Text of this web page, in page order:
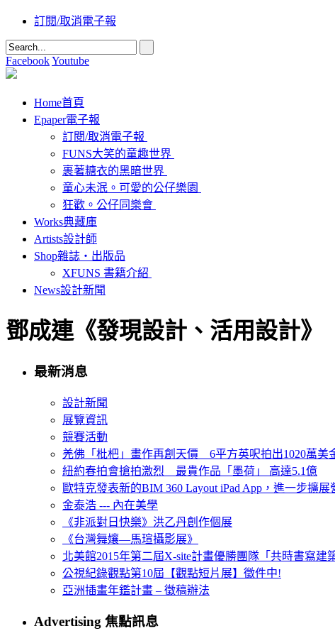
訂閱/取消電子報
FacebookYoutube
Home首頁
Epaper電子報
訂閱/取消電子報
FUNS大笑的童趣世界
裹著糖衣的黑暗世界
童心未泯。可愛的公仔樂園
狂歡。公仔同樂會
Works典藏庫
Artists設計師
Shop雜誌‧出版品
XFUNS 書籍介紹
News設計新聞
鄧成連《發現設計、活用設計》
最新消息
設計新聞
展覽資訊
競賽活動
羌佛「枇杷」畫作再創天價 6平方英呎拍出1020萬美
紐約春拍會搶拍激烈 最貴作品「墨荷」 高達5.1億
歐特克發表新的BIM 360 Layout iPad App，進一步擴展
金泰浩 --- 內在美學
《非派對日快樂》洪乙丹創作個展
《台灣舞孃—馬瑄攝影展》
北美館2015年第二屆X-site計畫優勝團隊「共時書寫建
公視紀錄觀點第10屆【觀點短片展】徵件中!
亞洲插畫年鑑計畫 – 徵稿辦法
Advertising 焦點訊息